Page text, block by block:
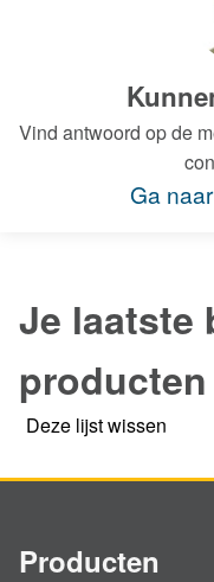
Vind antwoord op de
Ga
Je laatste
producten
Deze lijst wissen
Producten